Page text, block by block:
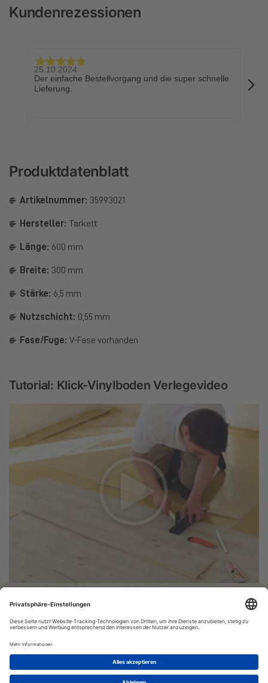
Kundenrezessionen
25.10.2024
Der einfache Bestellvorgang und die super schnelle
Lieferung.
Produktdatenblatt
Artikelnummer: 35993021
Hersteller: Tarkett
Länge: 600 mm
Breite: 300 mm
Stärke: 6,5 mm
Nutzschicht: 0,55 mm
Fase/Fuge: V-Fase vorhanden
Tutorial: Klick-Vinylboden Verlegevideo
Vinyl-24.de
Bestellung:
Versand